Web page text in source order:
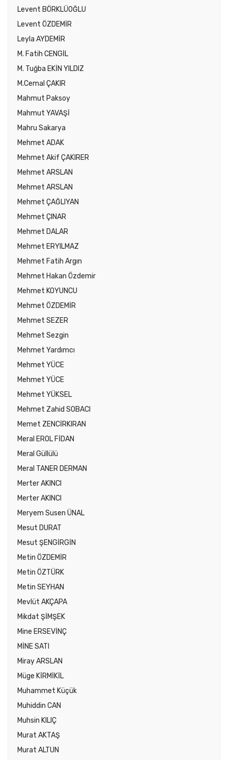
Levent BÖRKLÜOĞLU
Levent ÖZDEMİR
Leyla AYDEMİR
M. Fatih CENGİL
M. Tuğba EKİN YILDIZ
M.Cemal ÇAKIR
Mahmut Paksoy
Mahmut YAVAŞİ
Mahru Sakarya
Mehmet ADAK
Mehmet Akif ÇAKIRER
Mehmet ARSLAN
Mehmet ARSLAN
Mehmet ÇAĞLIYAN
Mehmet ÇINAR
Mehmet DALAR
Mehmet ERYILMAZ
Mehmet Fatih Argın
Mehmet Hakan Özdemir
Mehmet KOYUNCU
Mehmet ÖZDEMİR
Mehmet SEZER
Mehmet Sezgin
Mehmet Yardımcı
Mehmet YÜCE
Mehmet YÜCE
Mehmet YÜKSEL
Mehmet Zahid SOBACI
Memet ZENCİRKIRAN
Meral EROL FİDAN
Meral Güllülü
Meral TANER DERMAN
Merter AKINCI
Merter AKINCI
Meryem Susen ÜNAL
Mesut DURAT
Mesut ŞENGİRGİN
Metin ÖZDEMİR
Metin ÖZTÜRK
Metin SEYHAN
Mevlüt AKÇAPA
Mikdat ŞİMŞEK
Mine ERSEVİNÇ
MİNE SATI
Miray ARSLAN
Müge KİRMİKİL
Muhammet Küçük
Muhiddin CAN
Muhsin KILIÇ
Murat AKTAŞ
Murat ALTUN